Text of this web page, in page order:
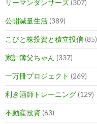
リーマンダンサーズ (307)
公開減量生活 (389)
こびと株投資と積立投信 (85)
家計簿父ちゃん (337)
一万冊プロジェクト (269)
利き酒師トレーニング (129)
不動産投資 (63)